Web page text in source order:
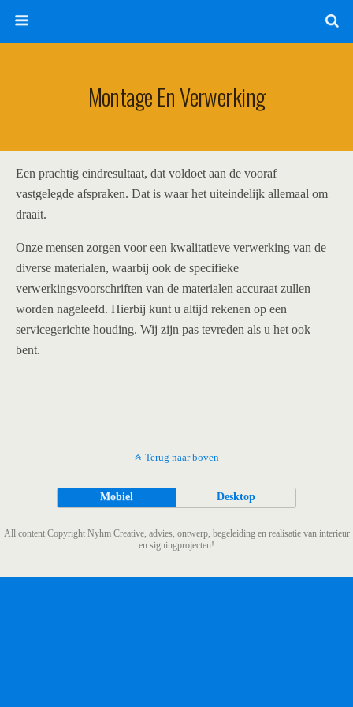
Montage En Verwerking
Een prachtig eindresultaat, dat voldoet aan de vooraf
vastgelegde afspraken. Dat is waar het uiteindelijk allemaal om
draait.
Onze mensen zorgen voor een kwalitatieve verwerking van de
diverse materialen, waarbij ook de specifieke
verwerkingsvoorschriften van de materialen accuraat zullen
worden nageleefd. Hierbij kunt u altijd rekenen op een
servicegerichte houding. Wij zijn pas tevreden als u het ook
bent.
Terug naar boven
Mobiel Desktop
All content Copyright Nyhm Creative, advies, ontwerp, begeleiding en realisatie van interieur
en signingprojecten!